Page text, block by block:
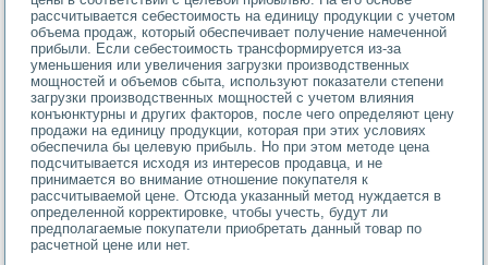
рассчитывается себестоимость на единицу продукции с учетом
объема продаж, который обеспечивает получение намеченной
прибыли. Если себестоимость трансформируется из-за
уменьшения или увеличения загрузки производственных
мощностей и объемов сбыта, используют показатели степени
загрузки производственных мощностей с учетом влияния
конъюнктурны и других факторов, после чего определяют цену
продажи на единицу продукции, которая при этих условиях
обеспечила бы целевую прибыль. Но при этом методе цена
подсчитывается исходя из интересов продавца, и не
принимается во внимание отношение покупателя к
рассчитываемой цене. Отсюда указанный метод нуждается в
определенной корректировке, чтобы учесть, будут ли
предполагаемые покупатели приобретать данный товар по
расчетной цене или нет.